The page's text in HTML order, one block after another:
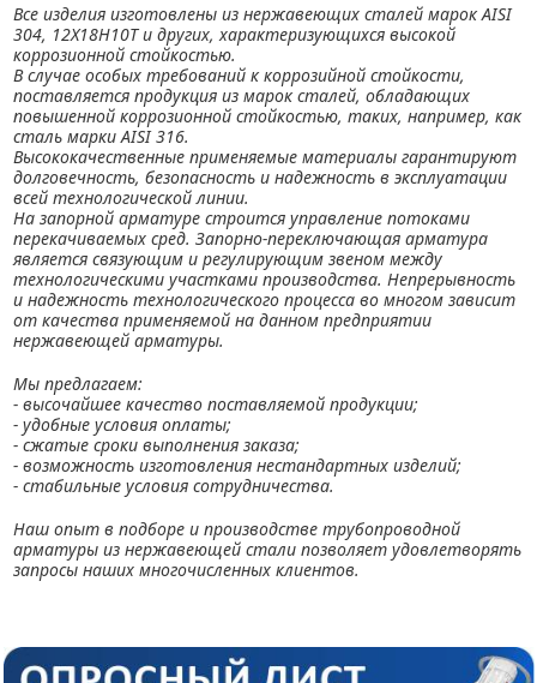
Все изделия изготовлены из нержавеющих сталей марок AISI
304, 12Х18Н10Т и других, характеризующихся высокой
коррозионной стойкостью.
В случае особых требований к коррозийной стойкости,
поставляется продукция из марок сталей, обладающих
повышенной коррозионной стойкостью, таких, например, как
сталь марки AISI 316.
Высококачественные применяемые материалы гарантируют
долговечность, безопасность и надежность в эксплуатации
всей технологической линии.
На запорной арматуре строится управление потоками
перекачиваемых сред. Запорно-переключающая арматура
является связующим и регулирующим звеном между
технологическими участками производства. Непрерывность
и надежность технологического процесса во многом зависит
от качества применяемой на данном предприятии
нержавеющей арматуры.
Мы предлагаем:
- высочайшее качество поставляемой продукции;
- удобные условия оплаты;
- сжатые сроки выполнения заказа;
- возможность изготовления нестандартных изделий;
- стабильные условия сотрудничества.
Наш опыт в подборе и производстве трубопроводной
арматуры из нержавеющей стали позволяет удовлетворять
запросы наших многочисленных клиентов.